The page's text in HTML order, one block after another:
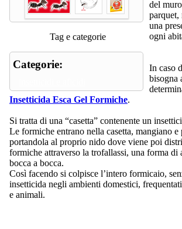
Tag e categorie
Categorie:
del
parquet,
una
ogni
In caso
bisogna
Insetticida Esca Gel Formiche.
Si tratta di una “casetta” contenente un
Le formiche entrano nella casetta, mangiano e
portandola al proprio nido dove viene poi
formiche attraverso la trofallassi, una forma di
bocca a bocca.
Così facendo si colpisce l’intero formicaio,
insetticida negli ambienti domestici,
e animali.